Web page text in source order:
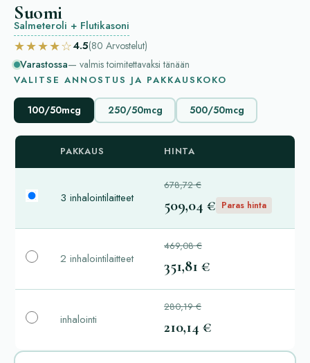
Suomi
Salmeteroli + Flutikasoni
★★★★☆4.5(80 Arvostelut)
Varastossa— valmis toimitettavaksi tänään
VALITSE ANNOSTUS JA PAKKAUSKOKO
100/50mcg 250/50mcg 500/50mcg
PAKKAUS HINTA
3 inhalointilaitteet
678,72 €
509,04 € Paras hinta
2 inhalointilaitteet
469,08 €
351,81 €
inhalointi
280,19 €
210,14 €